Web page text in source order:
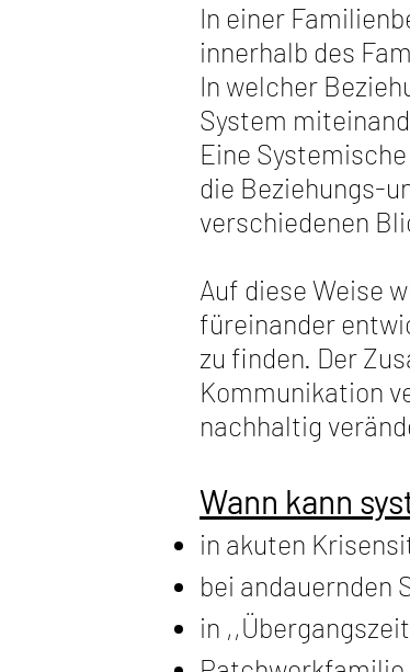
In einer
innerhalb des
In welcher
System
Eine
die Beziehungs-
verschiedenen
Auf diese Weise
füreinander
zu finden. Der
Kommunikation
nachhaltig
Wann kann
in akuten
bei andauernden
in